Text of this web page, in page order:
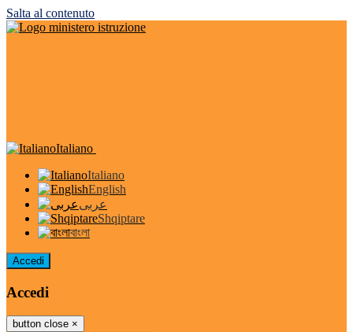
Salta al contenuto
Italiano
Italiano
English
عربى
Shqiptare
বাংলা
Accedi
Accedi
button close ×